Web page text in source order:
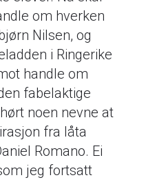
om hverken
Nilsen, og
i Ringerike
handle om
fabelaktige
noen nevne at
fra låta
Romano. Ei
jeg fortsatt